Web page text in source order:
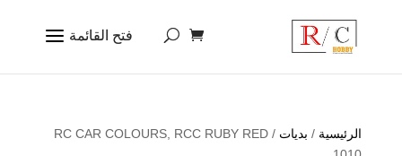
الرئيسية / بديات
/ RC CAR COLOURS, RCC RUBY RED